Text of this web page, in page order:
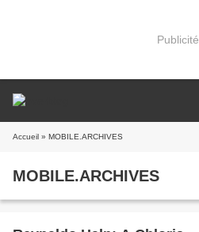
Publicité
Accueil » MOBILE.ARCHIVES
MOBILE.ARCHIVES